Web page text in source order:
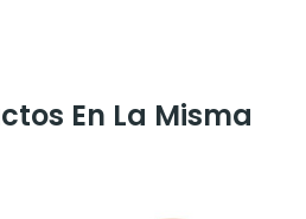
En La Misma